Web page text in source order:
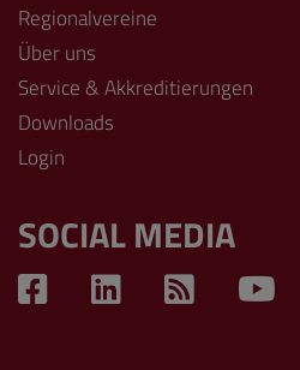
Regionalvereine
Über uns
Service & Akkreditierungen
Downloads
Login
SOCIAL MEDIA